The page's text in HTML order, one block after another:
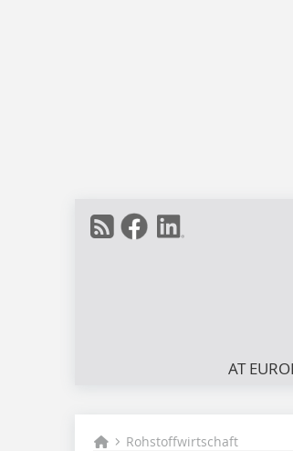
AT
Rohstoffwirtschaft